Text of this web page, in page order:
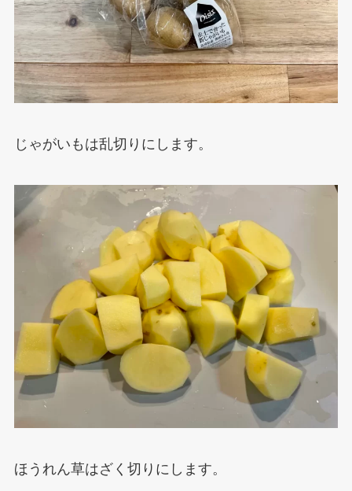
じゃがいもは乱切りにします。
ほうれん草はざく切りにします。